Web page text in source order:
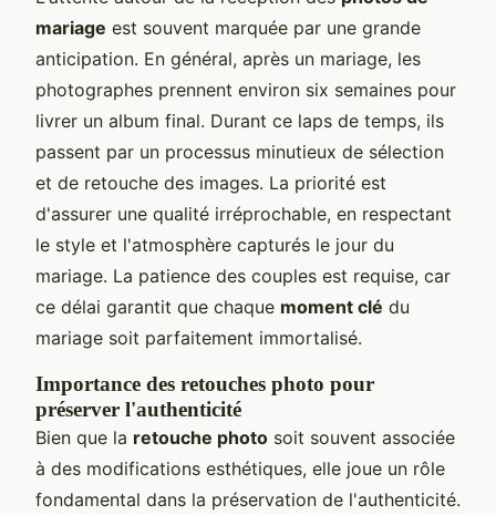
mariage est souvent marquée par une grande
anticipation. En général, après un mariage, les
photographes prennent environ six semaines pour
livrer un album final. Durant ce laps de temps, ils
passent par un processus minutieux de sélection
et de retouche des images. La priorité est
d'assurer une qualité irréprochable, en respectant
le style et l'atmosphère capturés le jour du
mariage. La patience des couples est requise, car
ce délai garantit que chaque moment clé du
mariage soit parfaitement immortalisé.
Importance des retouches photo pour
préserver l'authenticité
Bien que la retouche photo soit souvent associée
à des modifications esthétiques, elle joue un rôle
fondamental dans la préservation de l'authenticité.